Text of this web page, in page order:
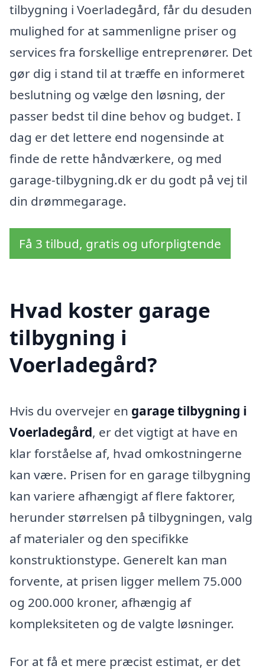
tilbygning i Voerladegård, får du desuden
mulighed for at sammenligne priser og
services fra forskellige entreprenører. Det
gør dig i stand til at træffe en informeret
beslutning og vælge den løsning, der
passer bedst til dine behov og budget. I
dag er det lettere end nogensinde at
finde de rette håndværkere, og med
garage-tilbygning.dk er du godt på vej til
din drømmegarage.
Få 3 tilbud, gratis og uforpligtende
Hvad koster garage
tilbygning i
Voerladegård?
Hvis du overvejer en garage tilbygning i
Voerladegård, er det vigtigt at have en
klar forståelse af, hvad omkostningerne
kan være. Prisen for en garage tilbygning
kan variere afhængigt af flere faktorer,
herunder størrelsen på tilbygningen, valg
af materialer og den specifikke
konstruktionstype. Generelt kan man
forvente, at prisen ligger mellem 75.000
og 200.000 kroner, afhængig af
kompleksiteten og de valgte løsninger.
For at få et mere præcist estimat, er det